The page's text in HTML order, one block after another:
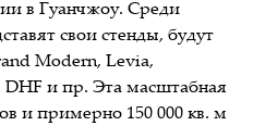
в Гуанчжоу. Среди
свои стенды, будут
Modern, Levia,
и пр. Эта масштабная
и примерно 150 000 кв. м